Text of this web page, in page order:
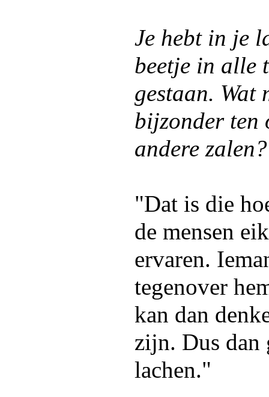
Je hebt in je
beetje in alle
gestaan. Wat
bijzonder ten
andere zalen?
"Dat is die
de mensen
ervaren.
tegenover
kan dan
zijn. Dus
lachen."